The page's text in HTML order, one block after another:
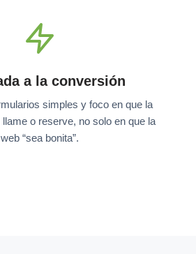
a la conversión
simples y foco en que la
o reserve, no solo en que la
web “sea bonita”.